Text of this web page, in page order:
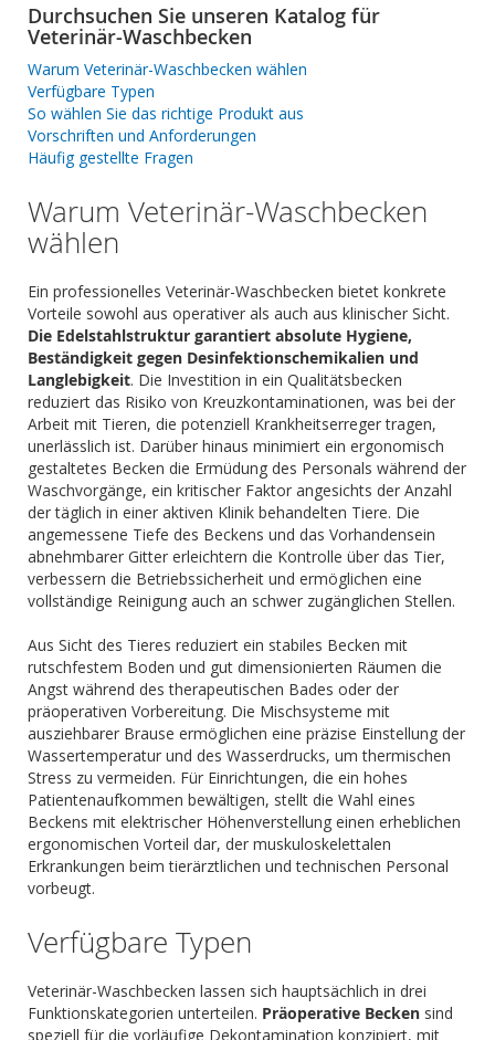
Durchsuchen Sie unseren Katalog für
Veterinär-Waschbecken
Warum Veterinär-Waschbecken wählen
Verfügbare Typen
So wählen Sie das richtige Produkt aus
Vorschriften und Anforderungen
Häufig gestellte Fragen
Warum Veterinär-Waschbecken
wählen
Ein professionelles Veterinär-Waschbecken bietet konkrete
Vorteile sowohl aus operativer als auch aus klinischer Sicht.
Die Edelstahlstruktur garantiert absolute Hygiene,
Beständigkeit gegen Desinfektionschemikalien und
Langlebigkeit. Die Investition in ein Qualitätsbecken
reduziert das Risiko von Kreuzkontaminationen, was bei der
Arbeit mit Tieren, die potenziell Krankheitserreger tragen,
unerlässlich ist. Darüber hinaus minimiert ein ergonomisch
gestaltetes Becken die Ermüdung des Personals während der
Waschvorgänge, ein kritischer Faktor angesichts der Anzahl
der täglich in einer aktiven Klinik behandelten Tiere. Die
angemessene Tiefe des Beckens und das Vorhandensein
abnehmbarer Gitter erleichtern die Kontrolle über das Tier,
verbessern die Betriebssicherheit und ermöglichen eine
vollständige Reinigung auch an schwer zugänglichen Stellen.
Aus Sicht des Tieres reduziert ein stabiles Becken mit
rutschfestem Boden und gut dimensionierten Räumen die
Angst während des therapeutischen Bades oder der
präoperativen Vorbereitung. Die Mischsysteme mit
ausziehbarer Brause ermöglichen eine präzise Einstellung der
Wassertemperatur und des Wasserdrucks, um thermischen
Stress zu vermeiden. Für Einrichtungen, die ein hohes
Patientenaufkommen bewältigen, stellt die Wahl eines
Beckens mit elektrischer Höhenverstellung einen erheblichen
ergonomischen Vorteil dar, der muskuloskelettalen
Erkrankungen beim tierärztlichen und technischen Personal
vorbeugt.
Verfügbare Typen
Veterinär-Waschbecken lassen sich hauptsächlich in drei
Funktionskategorien unterteilen. Präoperative Becken sind
speziell für die vorläufige Dekontamination konzipiert, mit